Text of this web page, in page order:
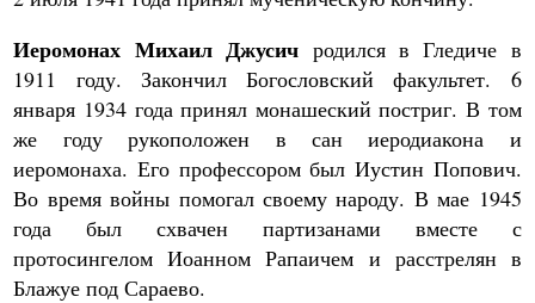
Иеромонах Михаил Джусич родился в Гледиче в
1911 году. Закончил Богословский факультет. 6
января 1934 года принял монашеский постриг. В том
же году рукоположен в сан иеродиакона и
иеромонаха. Его профессором был Иустин Попович.
Во время войны помогал своему народу. В мае 1945
года был схвачен партизанами вместе с
протосингелом Иоанном Рапаичем и расстрелян в
Блажуе под Сараево.